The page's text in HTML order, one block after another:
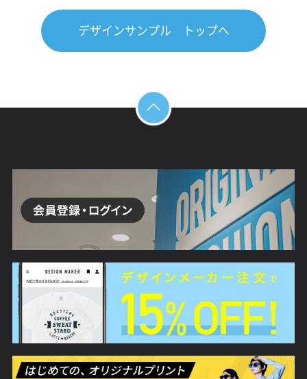
デザインサンプル トップへ